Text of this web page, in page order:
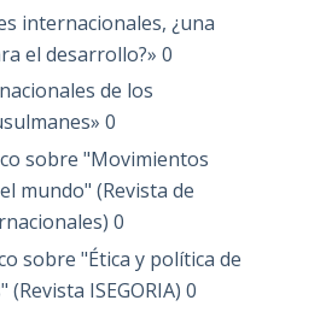
internacionales, ¿una
el desarrollo?» 0
de los
0
sobre "Movimientos
mundo" (Revista de
0
sobre "Ética y política de
ISEGORIA) 0